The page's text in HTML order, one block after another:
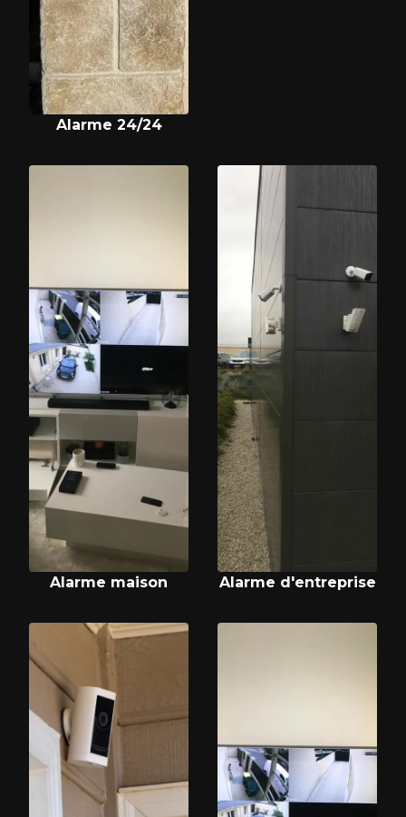
Alarme 24/24
Alarme maison Alarme d'entreprise